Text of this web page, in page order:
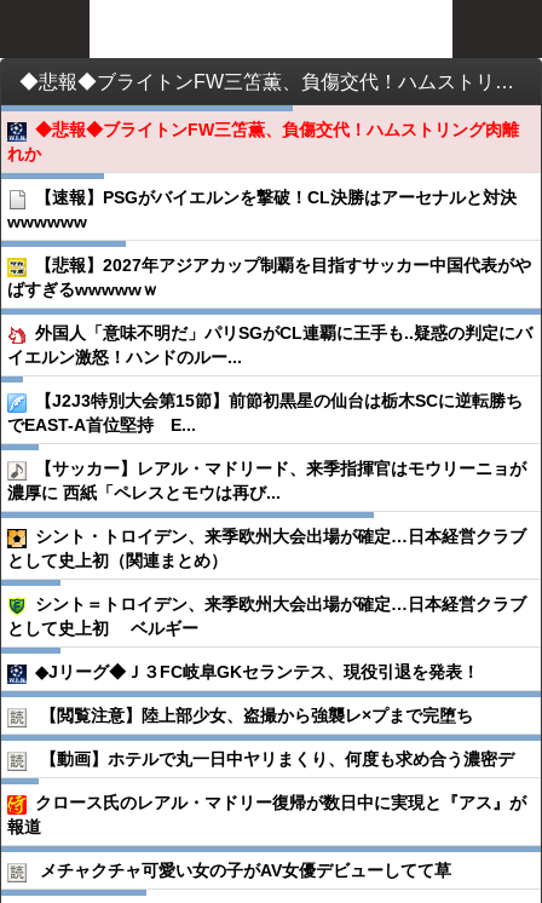
◆悲報◆ブライトンFW三笘薫、負傷交代！ハムストリング肉離れか
◆悲報◆ブライトンFW三笘薫、負傷交代！ハムストリング肉離
れか
【速報】PSGがバイエルンを撃破！CL決勝はアーセナルと対決
wwwwww
【悲報】2027年アジアカップ制覇を目指すサッカー中国代表がや
ばすぎるwwwwwｗ
外国人「意味不明だ」パリSGがCL連覇に王手も..疑惑の判定にバ
イエルン激怒！ハンドのルー...
【J2J3特別大会第15節】前節初黒星の仙台は栃木SCに逆転勝ち
でEAST-A首位堅持 E...
【サッカー】レアル・マドリード、来季指揮官はモウリーニョが
濃厚に 西紙「ペレスとモウは再び...
シント・トロイデン、来季欧州大会出場が確定…日本経営クラブ
として史上初（関連まとめ）
シント＝トロイデン、来季欧州大会出場が確定…日本経営クラブ
として史上初 ベルギー
◆Jリーグ◆Ｊ３FC岐阜GKセランテス、現役引退を発表！
【閲覧注意】陸上部少女、盗撮から強襲レ×プまで完堕ち
【動画】ホテルで丸一日中ヤリまくり、何度も求め合う濃密デ
クロース氏のレアル・マドリー復帰が数日中に実現と『アス』が
報道
メチャクチャ可愛い女の子がAV女優デビューしてて草